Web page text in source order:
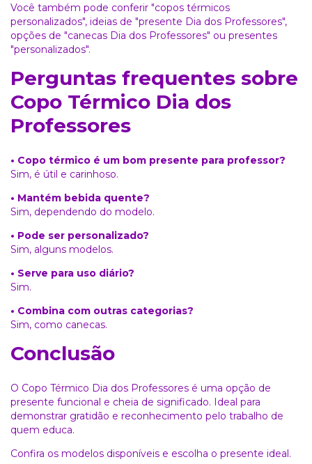
Você também pode conferir "copos térmicos
personalizados", ideias de "presente Dia dos Professores",
opções de "canecas Dia dos Professores" ou presentes
"personalizados".
Perguntas frequentes sobre
Copo Térmico Dia dos
Professores
• Copo térmico é um bom presente para professor?
Sim, é útil e carinhoso.
• Mantém bebida quente?
Sim, dependendo do modelo.
• Pode ser personalizado?
Sim, alguns modelos.
• Serve para uso diário?
Sim.
• Combina com outras categorias?
Sim, como canecas.
Conclusão
O Copo Térmico Dia dos Professores é uma opção de
presente funcional e cheia de significado. Ideal para
demonstrar gratidão e reconhecimento pelo trabalho de
quem educa.
Confira os modelos disponíveis e escolha o presente ideal.